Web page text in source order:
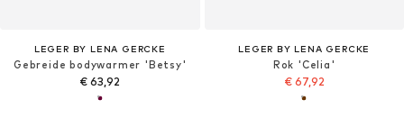
LEGER BY LENA GERCKE
Gebreide bodywarmer 'Betsy'
€ 63,92
LEGER BY LENA GERCKE
Rok 'Celia'
€ 67,92